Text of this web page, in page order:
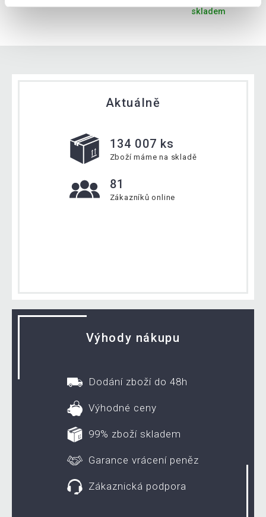
skladem
Aktuálně
134 007 ks
Zboží máme na skladě
81
Zákazníků online
Výhody nákupu
Dodání zboží do 48h
Výhodné ceny
99% zboží skladem
Garance vrácení peněz
Zákaznická podpora